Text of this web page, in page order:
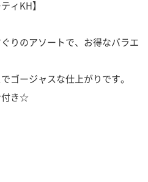
ィKH】
りのアソートで、お得なバラエ
ゴージャスな仕上がりです。
付き☆